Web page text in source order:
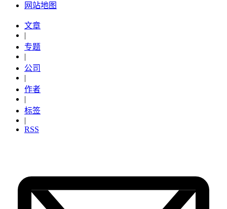
网站地图
文章
|
专题
|
公司
|
作者
|
标签
|
RSS